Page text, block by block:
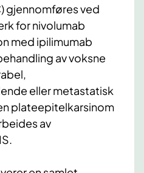
gjennomføres ved
for nivolumab
med ipilimumab
av voksne
eller metastatisk
plateepitelkarsinom
av